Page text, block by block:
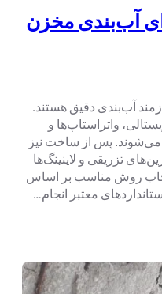
آب‌بندی مخزن
آب‌بندی دقیق هستند.
واتراستاپ‌ها و
پس از ساخت نیز
تزریقی و لاینینگ‌ها
روش مناسب بر اساس
معتبر انجام…